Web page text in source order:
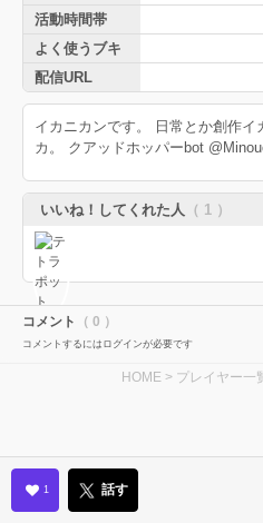
活動時間帯
よく使うブキ
配信URL
イカニカンです。 日常とか創作
カ。 クアッドホッパーbot
いいね！してくれた人 （ 1 ）
コメント （ 0 ）
コメントするにはログインが必要です
HOME > プレイヤー一
1 話す